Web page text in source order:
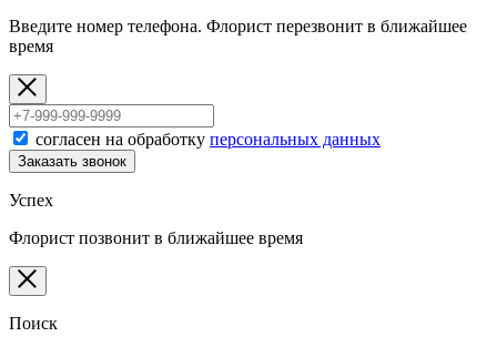
Введите номер телефона. Флорист перезвонит в ближайшее
время
согласен на обработку персональных данных
Заказать звонок
Успех
Флорист позвонит в ближайшее время
Поиск